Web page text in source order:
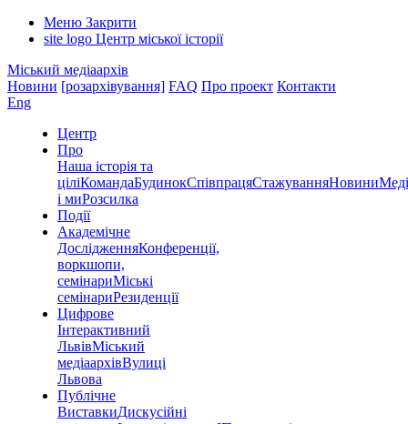
Меню Закрити
site logo Центр міської історії
Міський медіаархів
Новини [розархівування] FAQ Про проект Контакти
Eng
Центр
Про
Наша історія та
ціліКомандаБудинокСпівпрацяСтажуванняНовини
і миРозсилка
Події
Академічне
ДослідженняКонференції,
воркшопи,
семінариМіські
семінариРезиденції
Цифрове
Інтерактивний
ЛьвівМіський
медіаархівВулиці
Львова
Публічне
ВиставкиДискусійні